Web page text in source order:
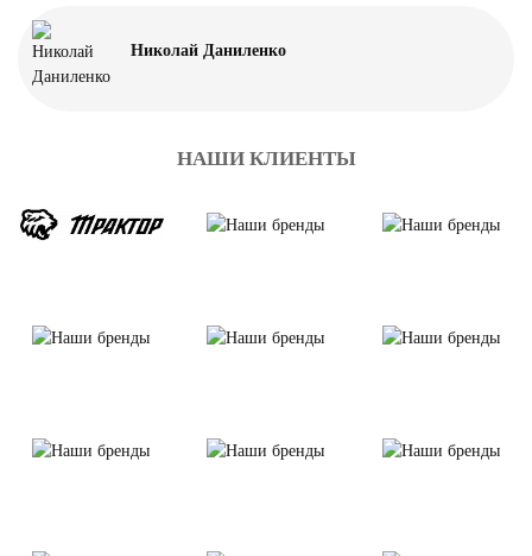
Николай Даниленко
НАШИ КЛИЕНТЫ